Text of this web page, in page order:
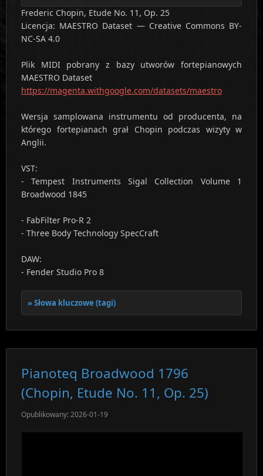
Frederic Chopin, Etude No. 11, Op. 25
Licencja: MAESTRO Dataset — Creative Commons BY-
NC-SA 4.0
Plik MIDI pobrany z bazy utworów fortepianowych
MAESTRO Dataset
https://magenta.withgoogle.com/datasets/maestro
Wersja samplowana instrumentu od producenta, na
którego fortepianach grał Chopin podczas wizyty w
Anglii.
VST:
- Tempest Instruments Sigal Collection Volume 1
Broadwood 1845
- FabFilter Pro-R 2
- Three Body Technology SpecCraft
DAW:
- Fender Studio Pro 8
Słowa kluczowe (tagi)
Pianoteq Broadwood 1796
(Chopin, Etude No. 11, Op. 25)
Opublikowany: 2026-01-19